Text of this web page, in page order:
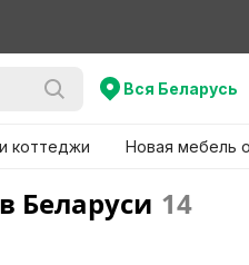
Вся Беларусь
коттеджи Новая мебель
Беларуси 14